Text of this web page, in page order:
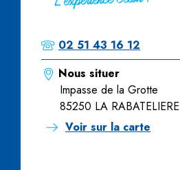
02 51 43 16 12
Nous situer
Impasse de la Grotte
85250 LA RABATELIERE
Voir sur la carte